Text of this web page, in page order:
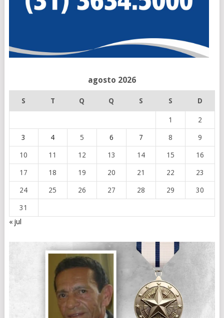
agosto 2026
S T Q Q S S D
1 2
3 4 5 6 7 8 9
10 11 12 13 14 15 16
17 18 19 20 21 22 23
24 25 26 27 28 29 30
31
« jul